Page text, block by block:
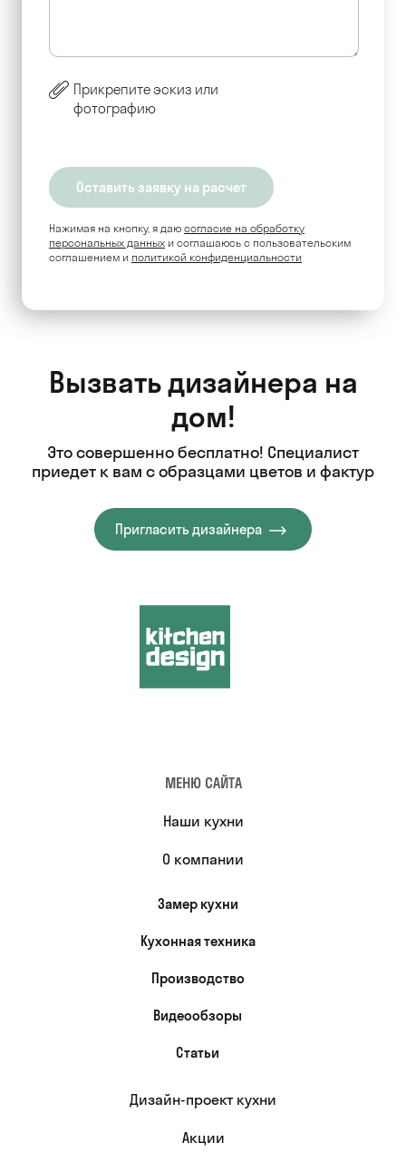
Прикрепите эскиз или
фотографию
Нажимая на кнопку, я даю согласие на обработку
персональных данных и соглашаюсь c пользовательским
соглашением и политикой конфиденциальности
Вызвать дизайнера на
дом!
Это совершенно бесплатно! Специалист
приедет к вам с образцами цветов и фактур
Пригласить дизайнера
МЕНЮ САЙТА
Наши кухни
О компании
Замер кухни
Кухонная техника
Производство
Видеообзоры
Статьи
Дизайн-проект кухни
Акции